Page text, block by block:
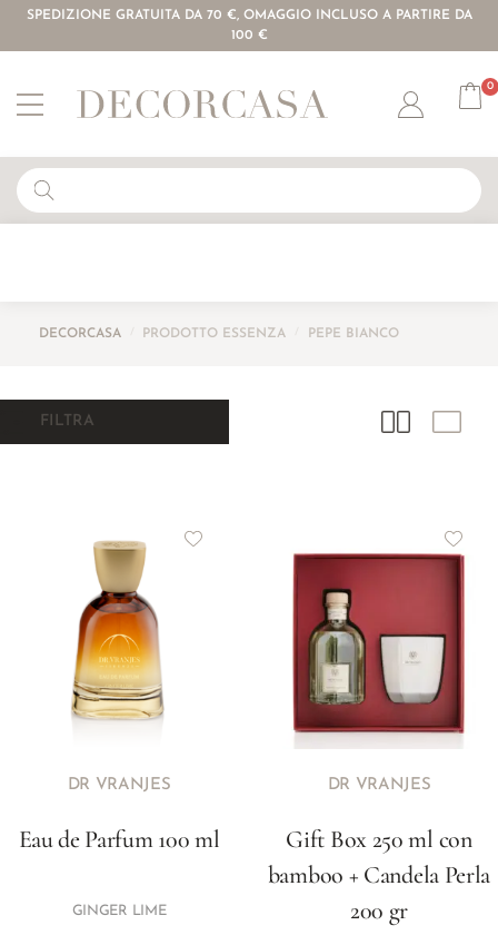
SPEDIZIONE GRATUITA DA 70 €, OMAGGIO INCLUSO A PARTIRE DA
100 €
Account
0
DECORCASA PRODOTTO ESSENZA PEPE BIANCO
FILTRA
DR VRANJES
Eau de Parfum 100 ml
GINGER LIME
DR VRANJES
Gift Box 250 ml con
bamboo + Candela Perla
200 gr